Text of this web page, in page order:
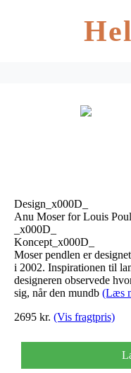
Design_x000D_
Anu Moser for Louis
_x000D_
Koncept_x000D_
Moser pendlen er
i 2002. Inspirationen til
designeren observede
sig, når den mundb (Læs
2695 kr. (Vis fragtpris)